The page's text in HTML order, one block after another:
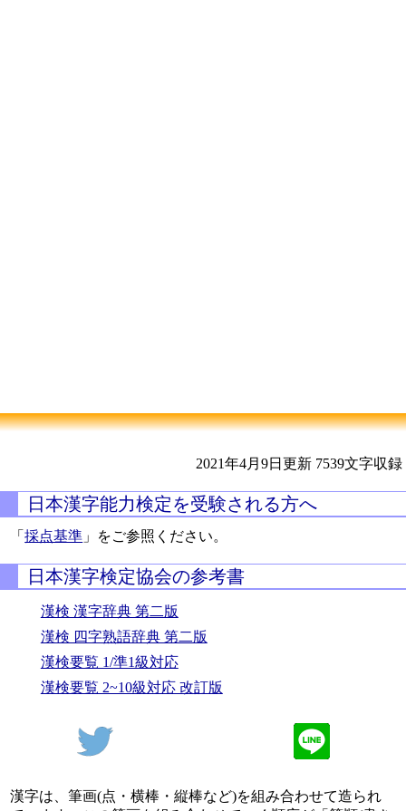
2021年4月9日更新 7539文字収録
日本漢字能力検定を受験される方へ
「採点基準 」をご参照ください。
日本漢字検定協会の参考書
漢検 漢字辞典 第二版
漢検 四字熟語辞典 第二版
漢検要覧 1/準1級対応
漢検要覧 2~10級対応 改訂版
漢字は、筆画(点・横棒・縦棒など)を組み合わせて造られ